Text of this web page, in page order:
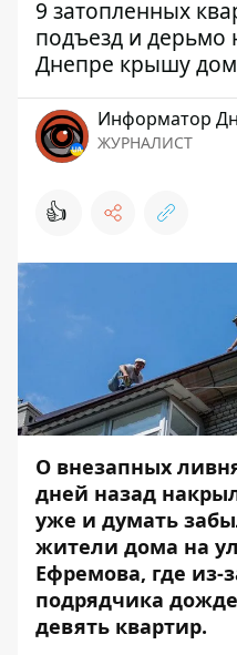
9 затопленных
подъезд и дерьмо
Днепре крышу
Информатор
ЖУРНАЛИСТ
👍
О внезапных
дней назад
уже и думать
жители дома на
Ефремова, где из-
подрядчика
девять квартир.